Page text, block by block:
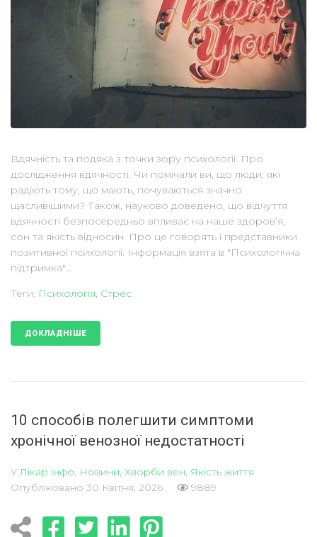
Вдячність та подяка з точки зору психології. Про
дослідження вдячності. Чи помічали ви, що люди, які
радіють тому, що мають, почуваються значно
щасливішими? Також, науково доведено, що відчуття
вдячності безпосередньо впливає на наше здоров’я,
сон та якість відносин. Про це говорять і представники
позитивної психології. Інформація взята в "Психологічна
підтримка"...
Теги: Психологія, Стрес
ДОКЛАДНІШЕ
10 способів полегшити симптоми
хронічної венозної недостатності
УЛікар інфо, Новини, Хворби вен, Якість життя
Опубліковано 30 Квітня, 2026 9889